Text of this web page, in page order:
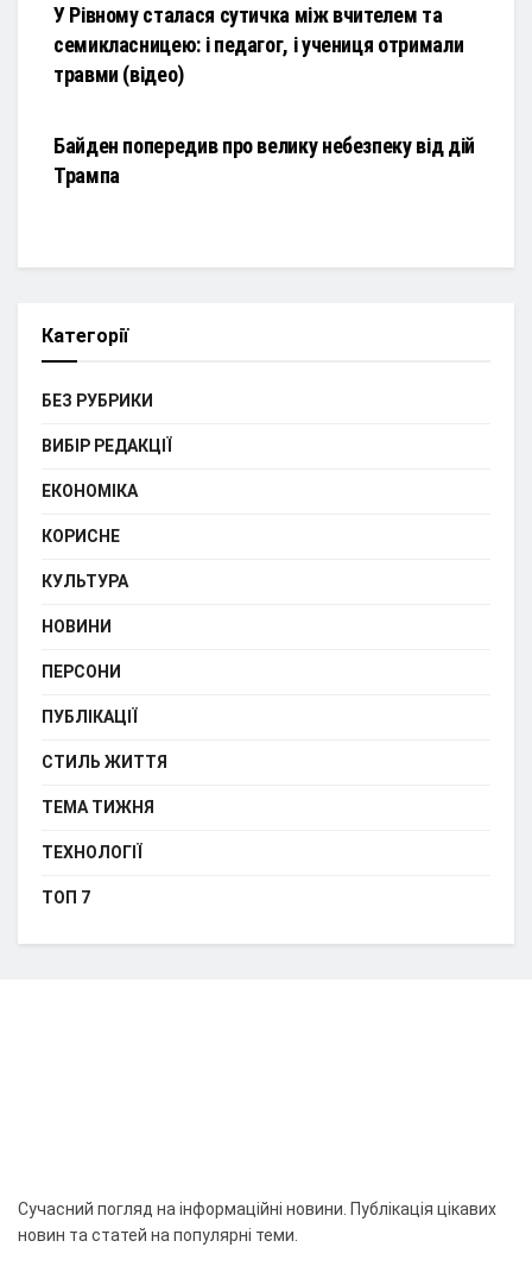
У Рівному сталася сутичка між вчителем та
семикласницею: і педагог, і учениця отримали
травми (відео)
Байден попередив про велику небезпеку від дій
Трампа
Категорії
БЕЗ РУБРИКИ
ВИБІР РЕДАКЦІЇ
ЕКОНОМІКА
КОРИСНЕ
КУЛЬТУРА
НОВИНИ
ПЕРСОНИ
ПУБЛІКАЦІЇ
СТИЛЬ ЖИТТЯ
ТЕМА ТИЖНЯ
ТЕХНОЛОГІЇ
ТОП 7
Сучасний погляд на інформаційні новини. Публікація цікавих
новин та статей на популярні теми.